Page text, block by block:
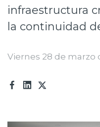
Transparencia activa
Canales de
infraestructura
la continuidad
Viernes 28 de marzo